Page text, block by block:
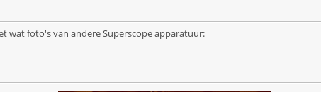
wat foto's van andere Superscope apparatuur: